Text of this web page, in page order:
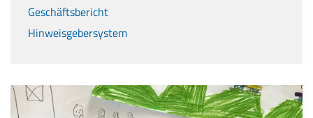
Geschäftsbericht
Hinweisgebersystem